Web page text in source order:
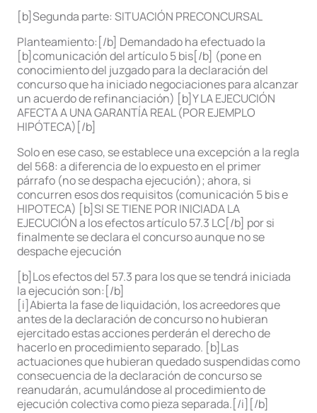
[b]Segunda parte: SITUACIÓN PRECONCURSAL
Planteamiento:[/b] Demandado ha efectuado la
[b]comunicación del artículo 5 bis[/b] (pone en
conocimiento del juzgado para la declaración del
concurso que ha iniciado negociaciones para alcanzar
un acuerdo de refinanciación) [b]Y LA EJECUCIÓN
AFECTA A UNA GARANTÍA REAL (POR EJEMPLO
HIPÓTECA)[/b]
Solo en ese caso, se establece una excepción a la regla
del 568: a diferencia de lo expuesto en el primer
párrafo (no se despacha ejecución); ahora, si
concurren esos dos requisitos (comunicación 5 bis e
HIPOTECA) [b]SI SE TIENE POR INICIADA LA
EJECUCIÓN a los efectos artículo 57.3 LC[/b] por si
finalmente se declara el concurso aunque no se
despache ejecución
[b]Los efectos del 57.3 para los que se tendrá iniciada
la ejecución son:[/b]
[i]Abierta la fase de liquidación, los acreedores que
antes de la declaración de concurso no hubieran
ejercitado estas acciones perderán el derecho de
hacerlo en procedimiento separado. [b]Las
actuaciones que hubieran quedado suspendidas como
consecuencia de la declaración de concurso se
reanudarán, acumulándose al procedimiento de
ejecución colectiva como pieza separada.[/i][/b]